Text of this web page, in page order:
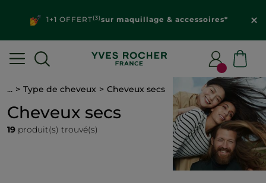
1+1 OFFERT(3)sur maquillage & accessoires*
... Type de cheveux Cheveux secs
Cheveux secs
19 produit(s) trouvé(s)